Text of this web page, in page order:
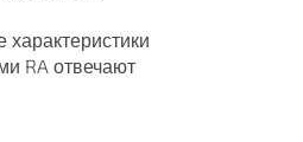
RA отвечают